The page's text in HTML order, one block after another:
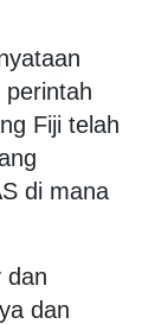
Fiji telah
di mana
dan
dan